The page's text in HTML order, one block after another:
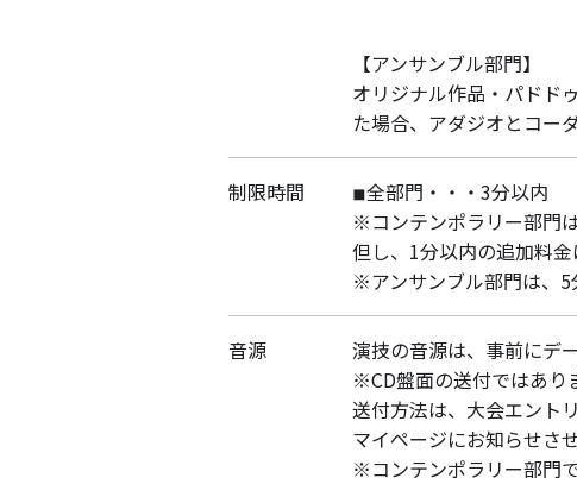
【アンサンブル部門】
オリジナル作品・パドド
た場合、アダジオとコー
制限時間
◾︎全部門・・・3分以内
※コンテンポラリー部門
但し、1分以内の追加料金
※アンサンブル部門は、5
音源
演技の音源は、事前にデ
※CD盤面の送付ではあり
送付方法は、大会エント
マイページにお知らせさ
※コンテンポラリー部門